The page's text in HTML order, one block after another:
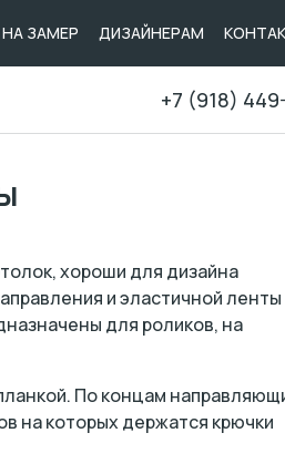
ЗАМЕР ДИЗАЙНЕРАМ
+7 (918)
хороши для дизайна
и эластичной ленты
для роликов, на
По концам
на которых держатся крючки